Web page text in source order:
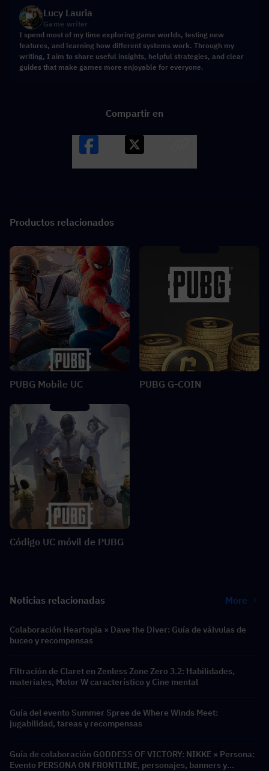
Lucy Lauria
Game writer
I spend most of my time exploring game worlds, testing new
features, and learning how different systems work. Through my
writing, I aim to share useful insights, helpful strategies, and clear
guides that make games more enjoyable for everyone.
Compartir en
Productos relacionados
PUBG Mobile UC PUBG G-COIN
Código UC móvil de PUBG
Noticias relacionadas More
Colaboración Heartopia × Dave the Diver: Guía de válvulas de
buceo y recompensas
Filtración de Claret en Zenless Zone Zero 3.2: Habilidades,
materiales, Motor W característico y Cine mental
Guía del evento Summer Spree de Where Winds Meet:
jugabilidad, tareas y recompensas
Guía de colaboración GODDESS OF VICTORY: NIKKE × Persona:
Evento PERSONA ON FRONTLINE, personajes, banners y